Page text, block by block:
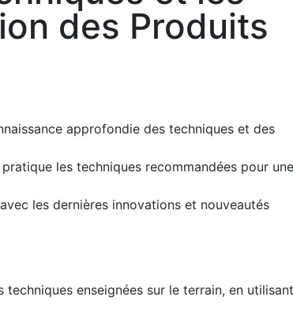
des Produits
approfondie des techniques et des
les techniques recommandées pour une
les dernières innovations et nouveautés
techniques enseignées sur le terrain, en